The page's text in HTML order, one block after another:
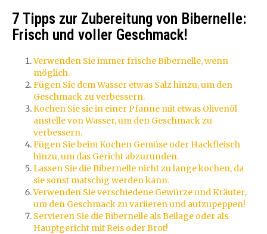
7 Tipps zur Zubereitung von Bibernelle:
Frisch und voller Geschmack!
Verwenden Sie immer frische Bibernelle, wenn
möglich.
Fügen Sie dem Wasser etwas Salz hinzu, um den
Geschmack zu verbessern.
Kochen Sie sie in einer Pfanne mit etwas Olivenöl
anstelle von Wasser, um den Geschmack zu
verbessern.
Fügen Sie beim Kochen Gemüse oder Hackfleisch
hinzu, um das Gericht abzurunden.
Lassen Sie die Bibernelle nicht zu lange kochen, da
sie sonst matschig werden kann.
Verwenden Sie verschiedene Gewürze und Kräuter,
um den Geschmack zu variieren und aufzupeppen!
Servieren Sie die Bibernelle als Beilage oder als
Hauptgericht mit Reis oder Brot!